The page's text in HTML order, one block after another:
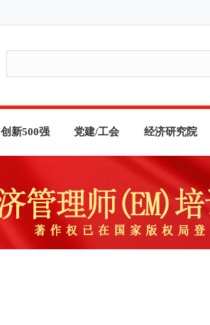
创新500强 党建/工会 经济研究院